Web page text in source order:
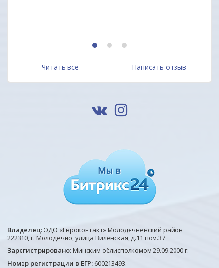
1 2 3
Читать все Написать отзыв
Владелец:ОДО «Евроконтакт» Молодечненский район
222310, г. Молодечно, улица Виленская, д.11 пом.37
Зарегистрировано:Минским облисполкомом 29.09.2000 г.
Номер регистрации в ЕГР: 600213493.